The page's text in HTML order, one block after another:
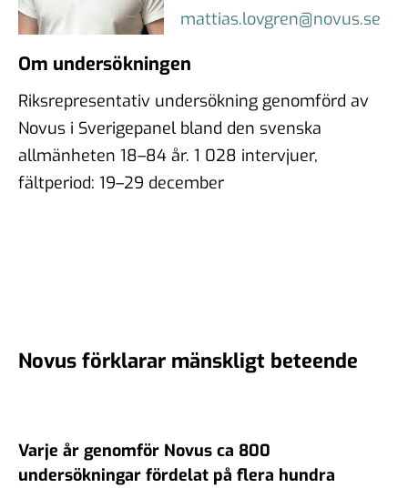
mattias.lovgren@novus.se
Om undersökningen
Riksrepresentativ undersökning genomförd av
Novus i Sverigepanel bland den svenska
allmänheten 18–84 år. 1 028 intervjuer,
fältperiod: 19–29 december
Novus förklarar mänskligt beteende
Varje år genomför Novus ca 800
undersökningar fördelat på flera hundra